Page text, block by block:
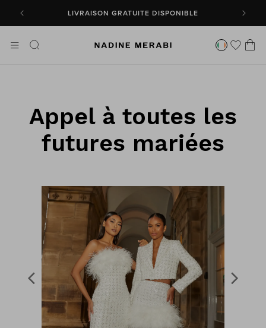
DÉCOUVREZ NOS BEST-SELLERS
Appel à toutes les
futures mariées